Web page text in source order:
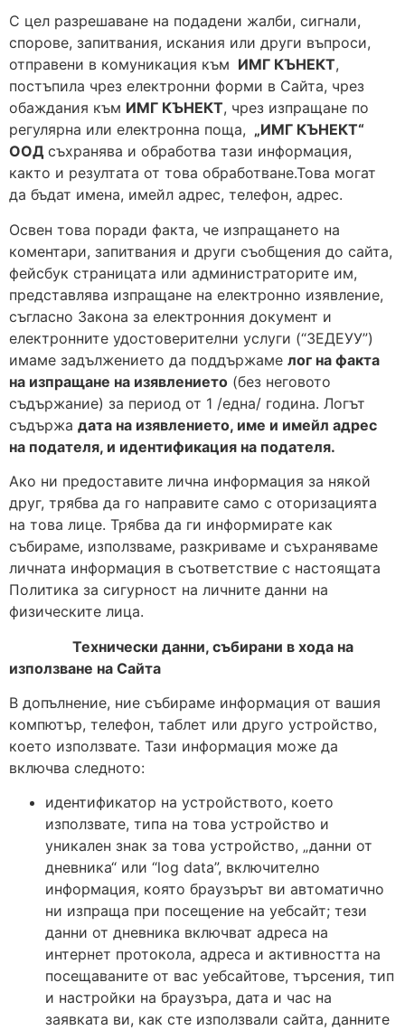
С цел разрешаване на подадени жалби, сигнали,
спорове, запитвания, искания или други въпроси,
отправени в комуникация към ИМГ КЪНЕКТ,
постъпила чрез електронни форми в Сайта, чрез
обаждания към ИМГ КЪНЕКТ, чрез изпращане по
регулярна или електронна поща, „ИМГ КЪНЕКТ“
ООД съхранява и обработва тази информация,
както и резултата от това обработване.Това могат
да бъдат имена, имейл адрес, телефон, адрес.
Освен това поради факта, че изпращането на
коментари, запитвания и други съобщения до сайта,
фейсбук страницата или администраторите им,
представлява изпращане на електронно изявление,
съгласно Закона за електронния документ и
електронните удостоверителни услуги (“ЗЕДЕУУ”)
имаме задължението да поддържаме лог на факта
на изпращане на изявлението (без неговото
съдържание) за период от 1 /една/ година. Логът
съдържа дата на изявлението, име и имейл адрес
на подателя, и идентификация на подателя.
Ако ни предоставите лична информация за някой
друг, трябва да го направите само с оторизацията
на това лице. Трябва да ги информирате как
събираме, използваме, разкриваме и съхраняваме
личната информация в съответствие с настоящата
Политика за сигурност на личните данни на
физическите лица.
Технически данни, събирани в хода на
използване на Сайта
В допълнение, ние събираме информация от вашия
компютър, телефон, таблет или друго устройство,
което използвате. Тази информация може да
включва следното:
идентификатор на устройството, което
използвате, типа на това устройство и
уникален знак за това устройство, „данни от
дневника“ или “log data”, включително
информация, която браузърът ви автоматично
ни изпраща при посещение на уебсайт; тези
данни от дневника включват адреса на
интернет протокола, адреса и активността на
посещаваните от вас уебсайтове, търсения, тип
и настройки на браузъра, дата и час на
заявката ви, как сте използвали сайта, данните